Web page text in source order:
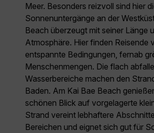
Meer. Besonders reizvoll sind hier
Sonnenuntergänge an der
Beach überzeugt mit seiner Länge
Atmosphäre. Hier finden Reisende
entspannte Bedingungen, fernab
Menschenmengen. Die flach
Wasserbereiche machen den
Baden. Am Kai Bae Beach
schönen Blick auf vorgelagerte
Strand vereint lebhaftere
Bereichen und eignet sich gut für